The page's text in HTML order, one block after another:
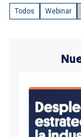
Todos Webinar